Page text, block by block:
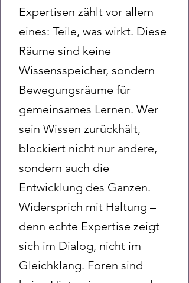
Expertisen zählt vor allem
eines: Teile, was wirkt. Diese
Räume sind keine
Wissensspeicher, sondern
Bewegungsräume für
gemeinsames Lernen. Wer
sein Wissen zurückhält,
blockiert nicht nur andere,
sondern auch die
Entwicklung des Ganzen.
Widersprich mit Haltung –
denn echte Expertise zeigt
sich im Dialog, nicht im
Gleichklang. Foren sind